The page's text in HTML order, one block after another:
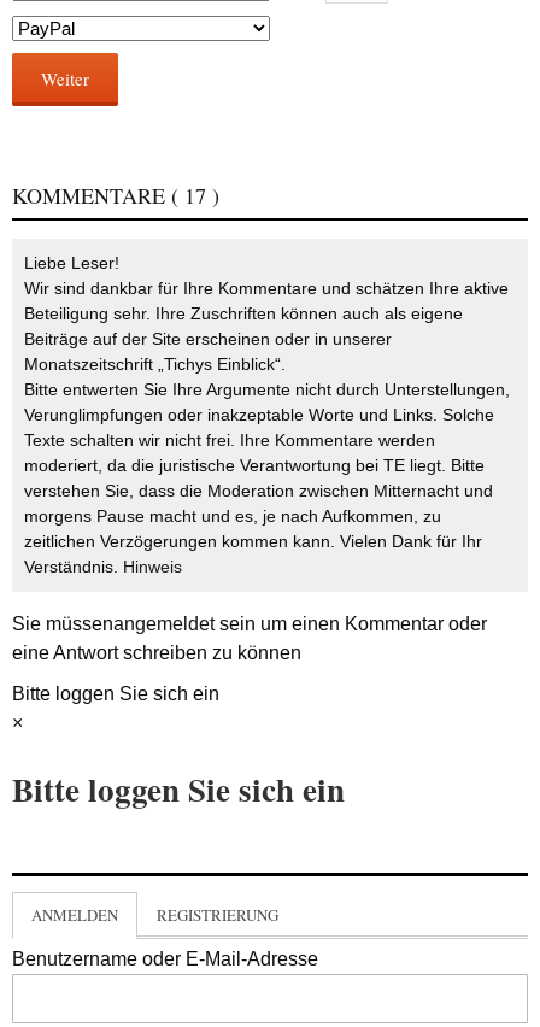
Weiter
KOMMENTARE ( 17 )
Liebe Leser!
Wir sind dankbar für Ihre Kommentare und schätzen Ihre aktive
Beteiligung sehr. Ihre Zuschriften können auch als eigene
Beiträge auf der Site erscheinen oder in unserer
Monatszeitschrift „Tichys Einblick“.
Bitte entwerten Sie Ihre Argumente nicht durch Unterstellungen,
Verunglimpfungen oder inakzeptable Worte und Links. Solche
Texte schalten wir nicht frei. Ihre Kommentare werden
moderiert, da die juristische Verantwortung bei TE liegt. Bitte
verstehen Sie, dass die Moderation zwischen Mitternacht und
morgens Pause macht und es, je nach Aufkommen, zu
zeitlichen Verzögerungen kommen kann. Vielen Dank für Ihr
Verständnis. Hinweis
Sie müssenangemeldetsein um einen Kommentar oder
eine Antwort schreiben zu können
Bitte loggen Sie sich ein
×
Bitte loggen Sie sich ein
ANMELDEN REGISTRIERUNG
Benutzername oder E-Mail-Adresse